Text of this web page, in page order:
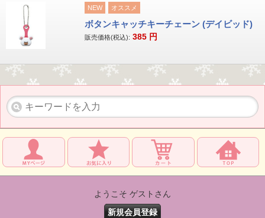
NEW オススメ
ボタンキャッチキーチェーン (デイビッド)
販売価格(税込): 385 円
ようこそ ゲストさん
新規会員登録